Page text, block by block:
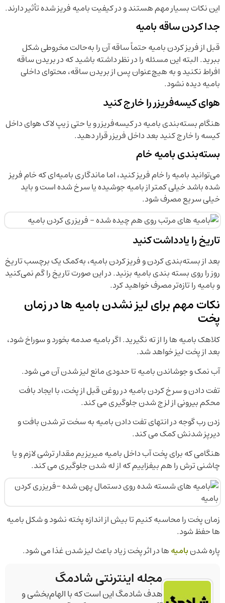
این نکات بسیار مهم هستند و در کیفیت بامیه فریز شده تأثیر دارند.
جدا کردن ساقه بامیه
قبل از فریز کردن بامیه حتماً ساقه آن را به‌حالت مخروطی شکل
ببرید. البته این مسئله را در نظر داشته ‌باشید که در بریدن ساقه
افراط نکنید و به هیچ‌عنوان پس از بریدن ساقه، محتوای داخلی
بامیه دیده نشود.
هوای کیسه‌فریزر را خارج کنید
هنگام بسته‌بندی بامیه در کیسه‌فریزر و یا حتی زیپ لاک هوای داخل
کیسه را خارج کنید بعد داخل فریزر قرار دهید.
بسته‌بندی بامیه خام
می‌توانید بامیه را خام فریز کنید، اما ماندگاری بامیه‌ای که خام فریز
شده باشد خیلی کمتر از بامیه جوشیده یا سرخ شده است و باید
خیلی سریع مصرف شود.
تاریخ را یادداشت کنید
بعد از بسته‌بندی کردن و فریز کردن بامیه، به‌کمک یک برچسب تاریخ
روز را روی بسته بندی بامیه بزنید. در این صورت تاریخ را گم نمی‌کنید
و بامیه را تازه‌تر مصرف خواهید کرد.
نکات مهم برای لیز نشدن بامیه ها در زمان
پخت
کلاهک بامیه ها را از ته نگیرید. اگر بامیه صدمه بخورد و سوراخ شود،
بعد از پخت لیز خواهد شد.
آب نمک و جوشاندن بامیه تا حدودی مانع لیز شدن آن می شود.
تفت دادن و سرخ کردن بامیه در روغن قبل از پخت، با ایجاد بافت
محکم بیرونی از لزج شدن جلوگیری می کند.
زدن رب گوجه در انتهای تفت دادن بامیه به سخت تر شدن بافت و
دیرپز شدنش کمک می کند.
هنگامی که برای پخت آب داخل بامیه میریزیم مقدار ترشی لازم و یا
چاشنی ترش را هم بیفزاییم که از له شدن جلوگیری می کند.
زمان پخت را محاسبه کنیم تا بیش از اندازه پخته نشود و شکل بامیه
ها حفظ شود.
پاره شدنبامیهها در اثر پخت زیاد باعث لیز شدن غذا می شود.
مجله اینترنتی شادمگ
هدف شادمگ این است که با الهام‌بخشی و